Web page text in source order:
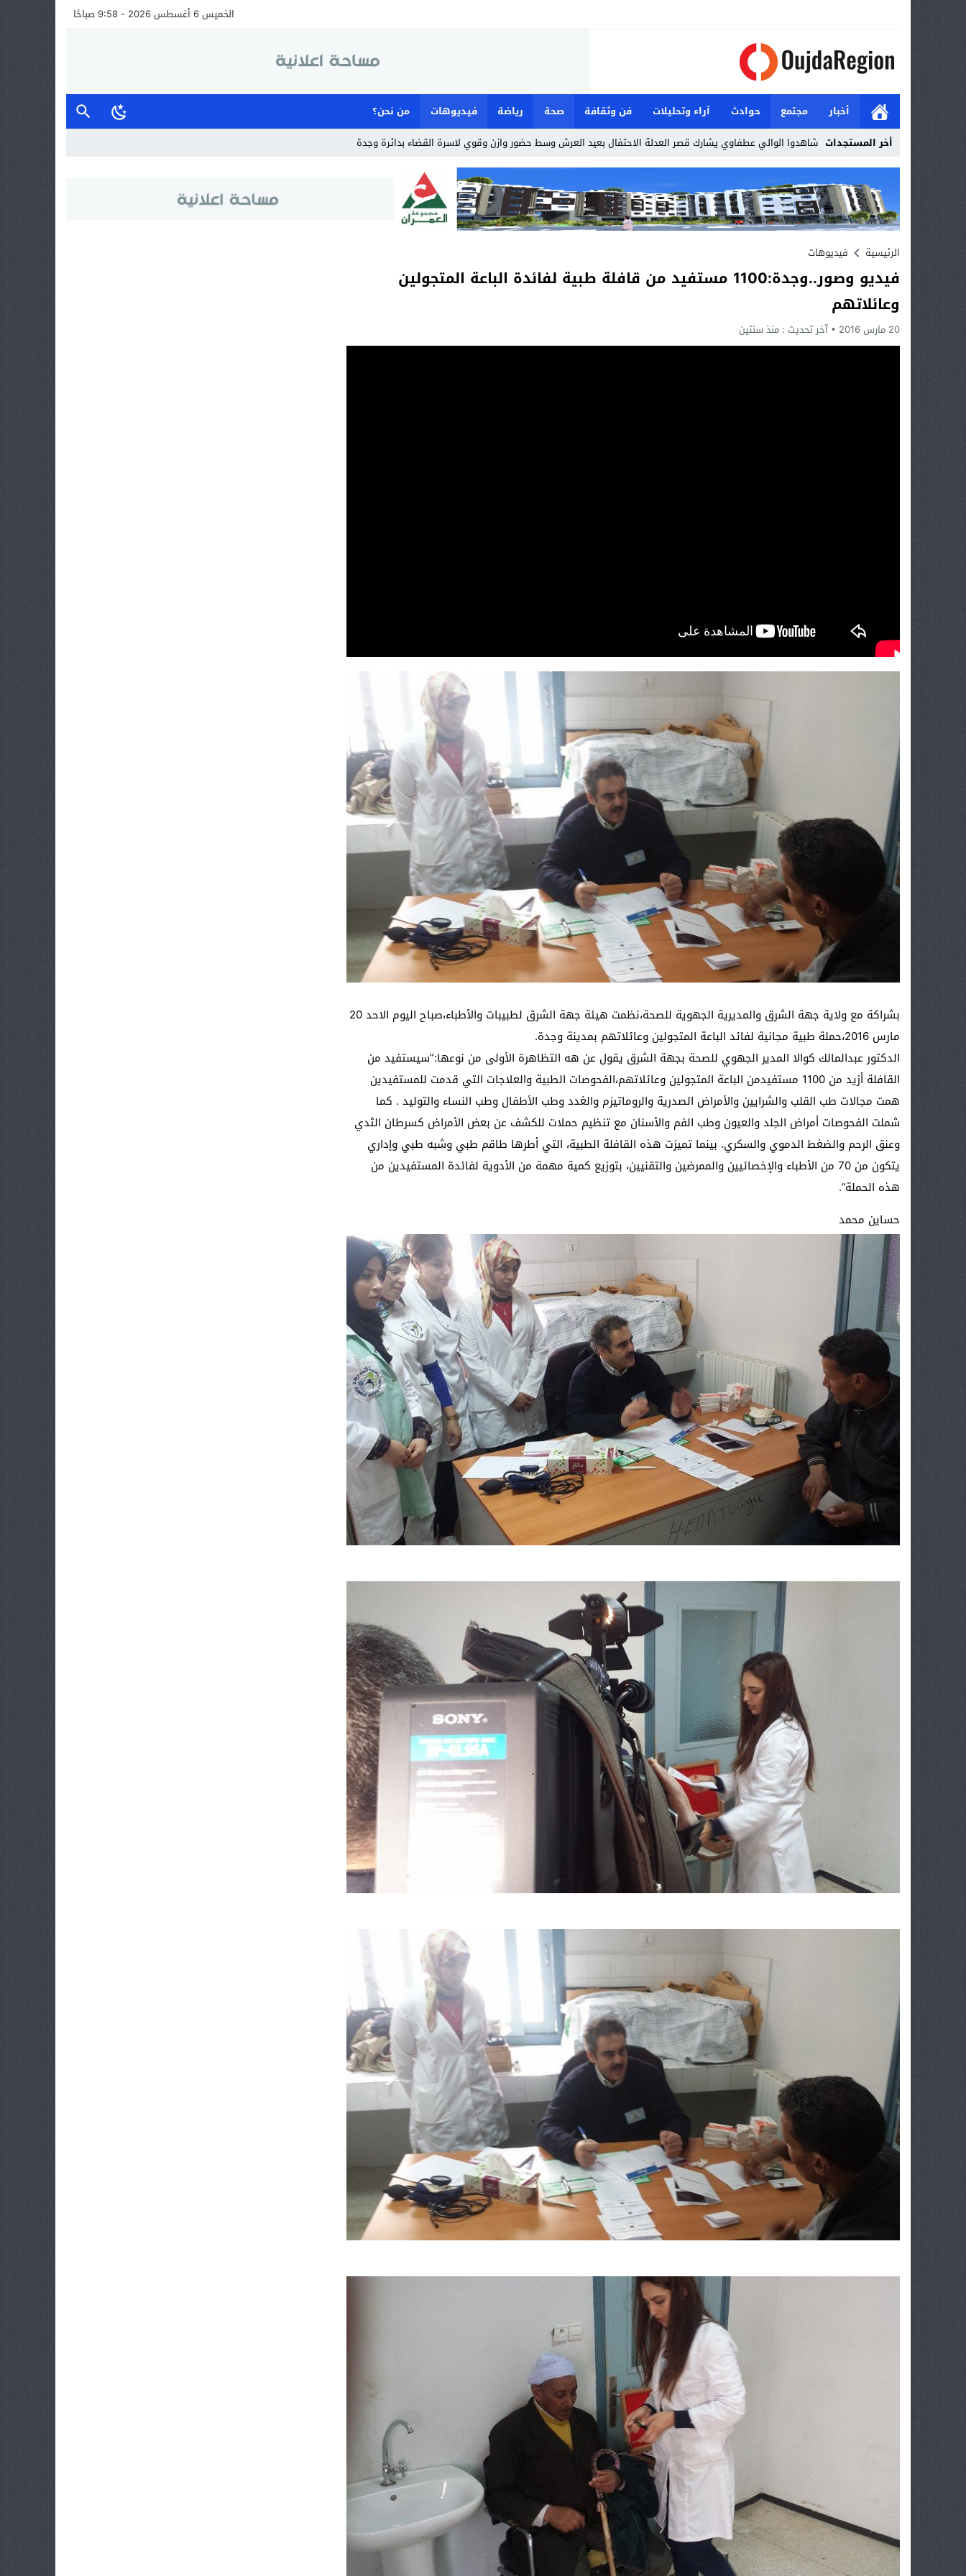
الخميس 6 أغسطس 2026 - 9:58 صباحًا
أخبار مجتمع حوادث آراء وتحليلات فن وثقافة صحة رياضة فيديوهات
من نحن؟
أخر المستجدات وجدة..SRM كتقوم بد_
Stop
Previous
Next
الرئيسية
فيديوهات
فيديو وصور..وجدة:1100 مستفيد من قافلة طبية لفائدة الباعة المتجولين
وعائلاتهم
20 مارس 2016 آخر تحديث : منذ سنتين
بشراكة مع ولاية جهة الشرق والمديرية الجهوية للصحة،نظمت هيئة جهة الشرق لطبيبات والأطباء،صباح اليوم الاحد 20
مارس 2016،حملة طبية مجانية لفائد الباعة المتجولين وعائلاتهم بمدينة وجدة.
الدكتور عبدالمالك كوالا المدير الجهوي للصحة بجهة الشرق يقول عن هه التظاهرة الأولى من نوعها:”سيستفيد من
القافلة أزيد من 1100 مستفيدمن الباعة المتجولين وعائلاتهم،الفحوصات الطبية والعلاجات التي قدمت للمستفيدين
همت مجالات طب القلب والشرايين والأمراض الصدرية والروماتيزم والغدد وطب الأطفال وطب النساء والتوليد . كما
شملت الفحوصات أمراض الجلد والعيون وطب الفم والأسنان مع تنظيم حملات للكشف عن بعض الأمراض كسرطان الثدي
وعنق الرحم والضغط الدموي والسكري. بينما تميزت هذه القافلة الطبية، التي أطرها طاقم طبي وشبه طبي وإداري
يتكون من 70 من الأطباء والإخصائيين والممرضين والتقنيين، بتوزيع كمية مهمة من الأدوية لفائدة المستفيدين من
هذه الحملة”.
حساين محمد